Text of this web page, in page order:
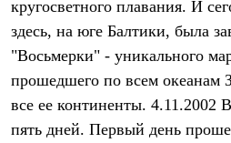
Штормовая одежда
Куртки
Брюки
Софтшелл одежда
Куртки
Брюки
Куртки
кругосветного плавания. И
здесь, на юге Балтики, была
"Восьмерки" - уникального
прошедшего по всем океанам
все ее континенты. 4.11.2002
пять дней. Первый день